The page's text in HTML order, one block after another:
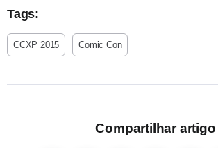
Tags:
CCXP 2015 Comic Con
Compartilhar artigo